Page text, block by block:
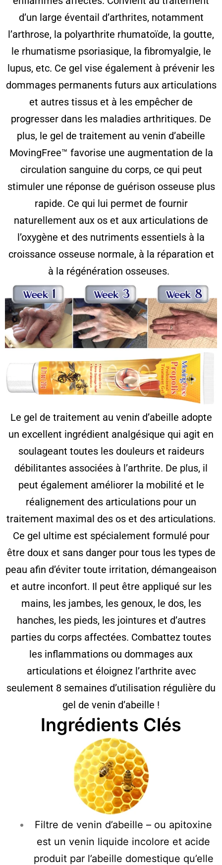
d’un large éventail d’arthrites, notamment
l’arthrose, la polyarthrite rhumatoïde, la goutte,
le rhumatisme psoriasique, la fibromyalgie, le
lupus, etc. Ce gel vise également à prévenir les
dommages permanents futurs aux articulations
et autres tissus et à les empêcher de
progresser dans les maladies arthritiques. De
plus, le gel de traitement au venin d’abeille
MovingFree™ favorise une augmentation de la
circulation sanguine du corps, ce qui peut
stimuler une réponse de guérison osseuse plus
rapide. Ce qui lui permet de fournir
naturellement aux os et aux articulations de
l’oxygène et des nutriments essentiels à la
croissance osseuse normale, à la réparation et
à la régénération osseuses.
Le gel de traitement au venin d’abeille adopte
un excellent ingrédient analgésique qui agit en
soulageant toutes les douleurs et raideurs
débilitantes associées à l’arthrite. De plus, il
peut également améliorer la mobilité et le
réalignement des articulations pour un
traitement maximal des os et des articulations.
Ce gel ultime est spécialement formulé pour
être doux et sans danger pour tous les types de
peau afin d’éviter toute irritation, démangeaison
et autre inconfort. Il peut être appliqué sur les
mains, les jambes, les genoux, le dos, les
hanches, les pieds, les jointures et d’autres
parties du corps affectées. Combattez toutes
les inflammations ou dommages aux
articulations et éloignez l’arthrite avec
seulement 8 semaines d’utilisation régulière du
gel de venin d’abeille !
Ingrédients Clés
Filtre de venin d’abeille – ou apitoxine
est un venin liquide incolore et acide
produit par l’abeille domestique qu’elle